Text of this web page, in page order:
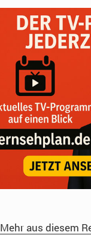
Mehr aus diesem